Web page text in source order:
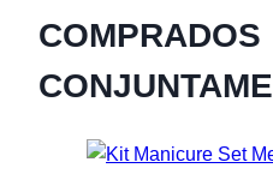
COMPRADOS